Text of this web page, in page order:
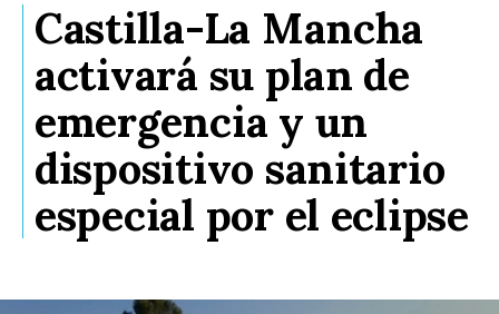
Castilla-La Mancha
activará su plan de
emergencia y un
dispositivo sanitario
especial por el eclipse